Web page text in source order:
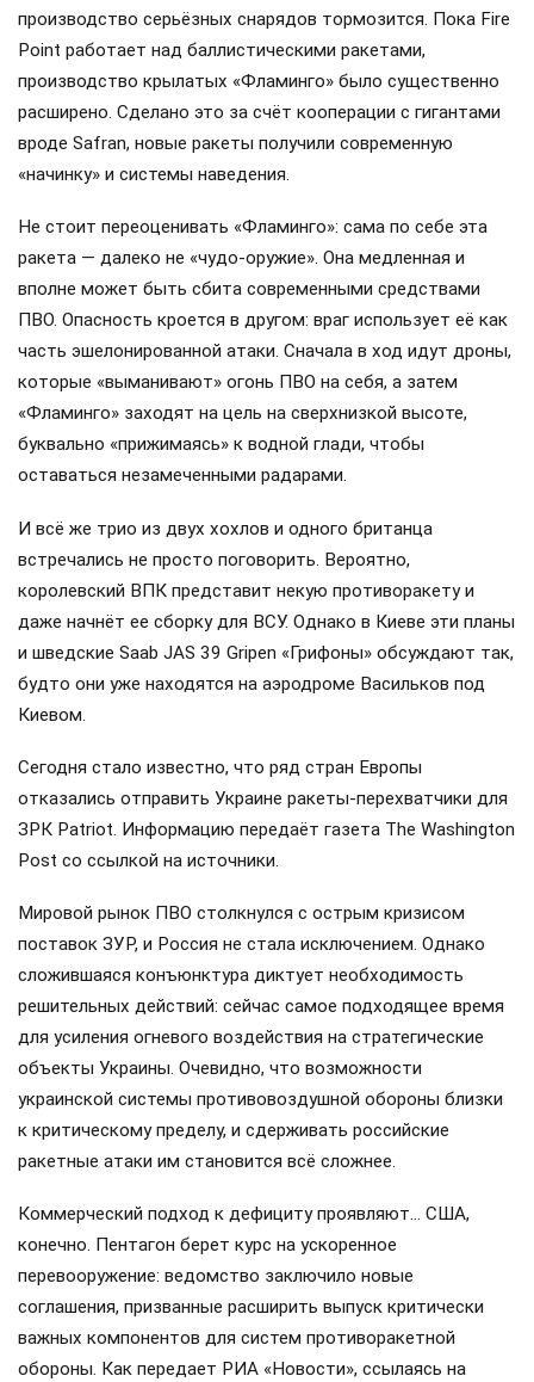
производство серьёзных снарядов тормозится. Пока Fire
Point работает над баллистическими ракетами,
производство крылатых «Фламинго» было существенно
расширено. Сделано это за счёт кооперации с гигантами
вроде Safran, новые ракеты получили современную
«начинку» и системы наведения.
Не стоит переоценивать «Фламинго»: сама по себе эта
ракета — далеко не «чудо-оружие». Она медленная и
вполне может быть сбита современными средствами
ПВО. Опасность кроется в другом: враг использует её как
часть эшелонированной атаки. Сначала в ход идут дроны,
которые «выманивают» огонь ПВО на себя, а затем
«Фламинго» заходят на цель на сверхнизкой высоте,
буквально «прижимаясь» к водной глади, чтобы
оставаться незамеченными радарами.
И всё же трио из двух хохлов и одного британца
встречались не просто поговорить. Вероятно,
королевский ВПК представит некую противоракету и
даже начнёт ее сборку для ВСУ. Однако в Киеве эти планы
и шведские Saab JAS 39 Gripen «Грифоны» обсуждают так,
будто они уже находятся на аэродроме Васильков под
Киевом.
Сегодня стало известно, что ряд стран Европы
отказались отправить Украине ракеты-перехватчики для
ЗРК Patriot. Информацию передаёт газета The Washington
Post со ссылкой на источники.
Мировой рынок ПВО столкнулся с острым кризисом
поставок ЗУР, и Россия не стала исключением. Однако
сложившаяся конъюнктура диктует необходимость
решительных действий: сейчас самое подходящее время
для усиления огневого воздействия на стратегические
объекты Украины. Очевидно, что возможности
украинской системы противовоздушной обороны близки
к критическому пределу, и сдерживать российские
ракетные атаки им становится всё сложнее.
Коммерческий подход к дефициту проявляют… США,
конечно. Пентагон берет курс на ускоренное
перевооружение: ведомство заключило новые
соглашения, призванные расширить выпуск критически
важных компонентов для систем противоракетной
обороны. Как передает РИА «Новости», ссылаясь на